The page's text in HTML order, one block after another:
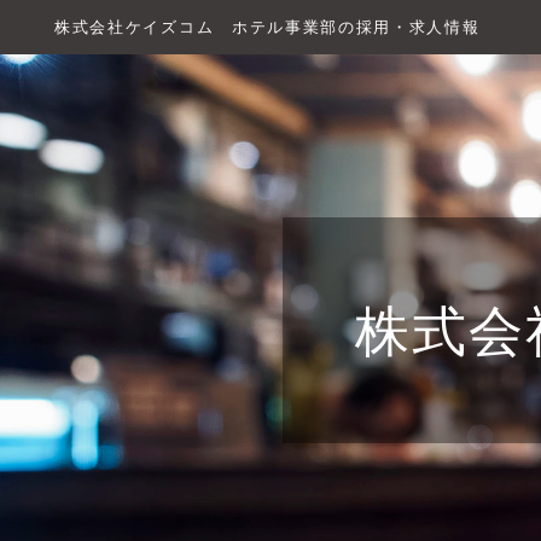
株式会社ケイズコム ホテル事業部の採用・求人情報
株式